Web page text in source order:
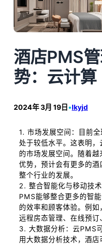
酒店PMS
势：云计算
2024年 3月 19日 •lkyjd
1. 市场发展空间：目前
处于较低水平。这表明
的市场发展空间。随着
优势，预计会有更多的
整个行业的发展。
2. 整合智能化与移动技
PMS能够整合更多的智
的效率和顾客体验。例
远程房态管理、在线预订
3. 大数据分析：云PMS
用大数据分析技术，酒